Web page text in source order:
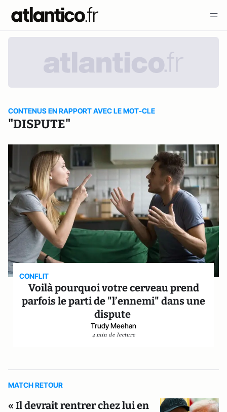
CONTENUS EN RAPPORT AVEC LE MOT-CLE
"DISPUTE"
CONFLIT
Voilà pourquoi votre cerveau prend
parfois le parti de "l’ennemi" dans une
dispute
Trudy Meehan
4 min de lecture
MATCH RETOUR
« Il devrait rentrer chez lui en